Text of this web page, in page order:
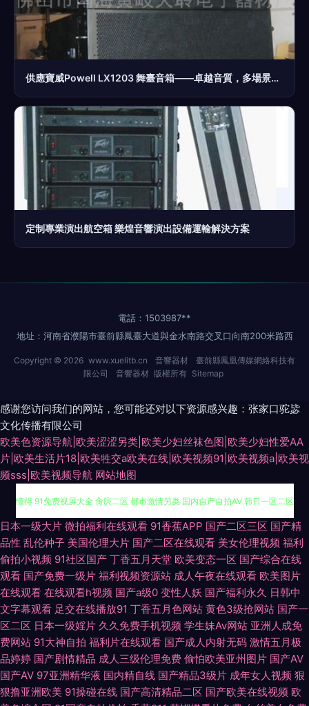
供應寶威Powell LX1203 舞臺音箱——卓越音質，多場景適用 佛山天聆電子廠商細節解析
定制專業演出航空箱 樂煌音響演出設備運輸解決方案
電話：1503987**
地址：河南省濮陽市臺前縣鳳臺大道與金水南路交叉口向南200米路西
Copyright © 2026 www.xuelitb.cn 音響器材
臺前縣鳳凰傳媒網絡科技有
限公司
音響器材 版權所有 Sitemap
感谢您访问我们的网站，您可能还对以下资源感兴趣：张家口驼毖
文化传播有限公司
欧美色资源导航|欧美涩涩另类|欧美少妇丝袜色图|欧美少妇性爱AA
片|欧美生活片18|欧美牲交a欧美在线|欧美视频91|欧美视频a|欧美视
频sss|欧美视频导航 网站地图
91国精产 国产精品高潮久久 午夜视频在线导航 影音先锋丁香四月 51视频你
懂得 91免费视屏大全 肏屄二区 都市激情另类 国内自产自拍AV 韩日一区二区
激情五月欧美 欧美啪在线 日韩操逼电影 午夜伦理剧场 亚洲日本色网扯 最新
黄色亚洲网址 97午夜剧场 成人福利第一导航 韩国超逼视频 极品尤物自慰喷
水 免费看的黄色网址 人人插人人乐 色天堂91 五月婷婷国产熟女 亚洲情色1
区2区 中文字幕电影日本 91熊猫在线 www黄淫 超碰在线网98 国产青草香蕉
日本一级大片 微拍福利在线观看 91香蕉APP 国产二区三区 国产精
品性 乱伦种子 美国伦理大片 国产二区在线观看 美女伦理视频 福利
偷拍小视频 91社区国产 丁香五月天堂 欧美变态一区 国产综合在线
观看 国产免费一级片 福利视频资源站 成人午夜在线观看 欧美图片
在线观看 在线观看h视频 国产a级0 变性人妖 国产福利永久 日韩中
文字幕观看 足交在线播放91 丁香五月色网站 黄色3级抢网站 国产一
区二区 日本一级婬片 久久免费手机视频 学生妹Av网站 亚洲人成免
费网站 91大神自拍 福利片在线观看 国产成人内射无码 激情五月极
品婷婷 国产剧情精品 成人三级伦理免费 偷怕欧美亚州图片 国产AV
国产AV 97亚洲精华液 国内精自线 国产精品3级片 成年女人视频 狠
狠撸亚洲欧美 91操碰在线 国产高清精品二区 国产欧美在线视频 欧